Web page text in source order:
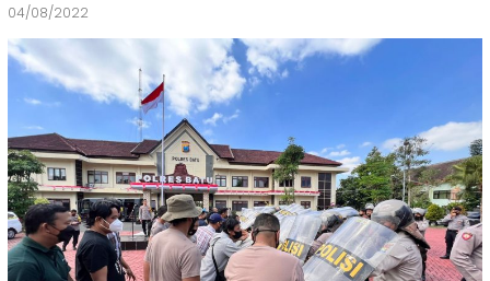
04/08/2022